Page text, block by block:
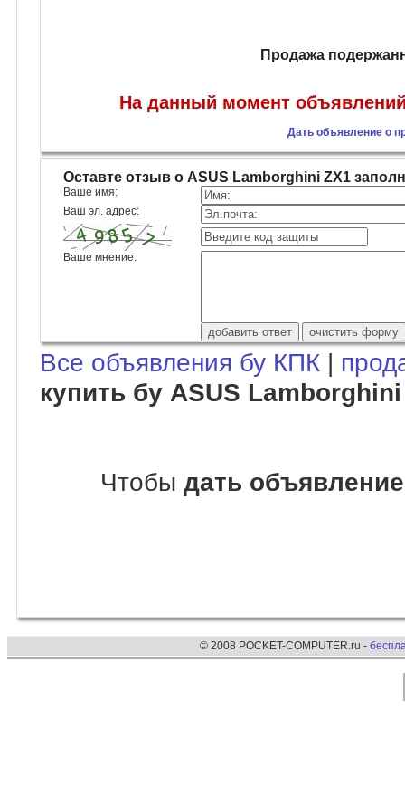
Продажа
На данный момент
Дать объявление о
Оставте отзыв о ASUS Lamborghini ZX1
Ваше имя:
Ваш эл. адрес:
Ваше мнение:
Все объявления бу КПК |
купить бу ASUS
Чтобы дать
© 2008 POCKET-COMPUTER.ru -